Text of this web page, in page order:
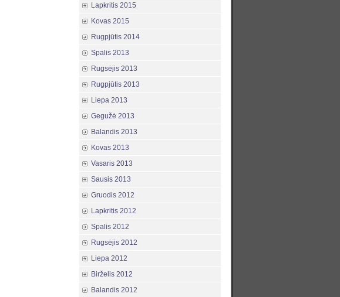
Lapkritis 2015
Kovas 2015
Rugpjūtis 2014
Spalis 2013
Rugsėjis 2013
Rugpjūtis 2013
Liepa 2013
Gegužė 2013
Balandis 2013
Kovas 2013
Vasaris 2013
Sausis 2013
Gruodis 2012
Lapkritis 2012
Spalis 2012
Rugsėjis 2012
Liepa 2012
Birželis 2012
Balandis 2012